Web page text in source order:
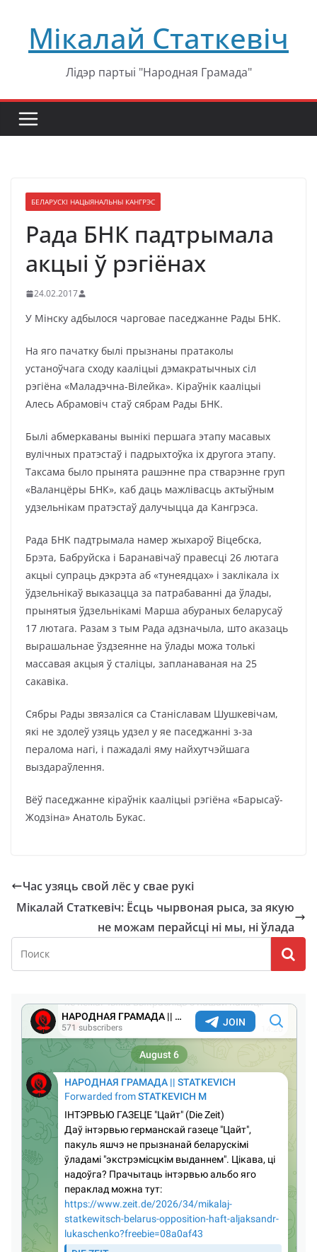
содержимому
Мікалай Статкевіч
Лідэр партыі "Народная Грамада"
БЕЛАРУСКІ НАЦЫЯНАЛЬНЫ КАНГРЭС
Рада БНК падтрымала
акцыі ў рэгіёнах
24.02.2017
У Мінску адбылося чарговае паседжанне Рады БНК.
На яго пачатку былі прызнаны пратаколы
устаноўчага сходу кааліцыі дэмакратычных сіл
рэгіёна «Маладэчна-Вілейка». Кіраўнік кааліцыі
Алесь Абрамовіч стаў сябрам Рады БНК.
Былі абмеркаваны вынікі першага этапу масавых
вулічных пратэстаў і падрыхтоўка іх другога этапу.
Таксама было прынята рашэнне пра стварэнне груп
«Валанцёры БНК», каб даць мажлівасць актыўным
удзельнікам пратэстаў далучыцца да Кангрэса.
Рада БНК падтрымала намер жыхароў Віцебска,
Брэта, Бабруйска і Баранавічаў правесці 26 лютага
акцыі супраць дэкрэта аб «тунеядцах» і заклікала іх
ўдзельнікаў выказацца за патрабаванні да ўлады,
прынятыя ўдзельнікамі Марша абураных беларусаў
17 лютага. Разам з тым Рада адзначыла, што аказаць
вырашальнае ўздзеянне на ўлады можа толькі
массавая акцыя ў сталіцы, запланаваная на 25
сакавіка.
Сябры Рады звязаліся са Станіславам Шушкевічам,
які не здолеў узяць удзел у яе паседжанні з-за
пералома нагі, і пажадалі яму найхутчэйшага
выздараўлення.
Вёў паседжанне кіраўнік кааліцыі рэгіёна «Барысаў-
Жодзіна» Анатоль Букас.
Час узяць свой лёс у свае рукі
Мікалай Статкевіч: Ёсць чырвоная рыса, за якую
не можам перайсці ні мы, ні ўлада